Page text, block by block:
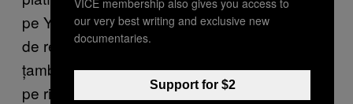
pe YouTube, îți vor apărea peste 10 milioane
de rezultate de toate felurile: remixuri la
țambal, la vioară cu goarnă, parodii, coveruri
pe ritm de manea și celebrul de-acum clip cu
our very best writing and exclusive new
documentaries.
Support for $2